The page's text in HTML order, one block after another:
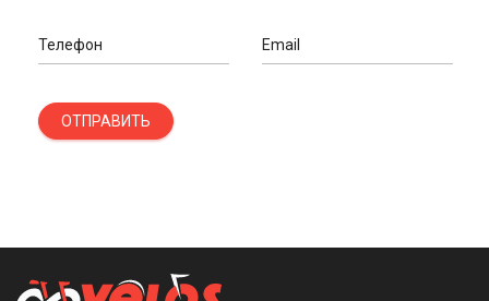
Телефон Email
ОТПРАВИТЬ